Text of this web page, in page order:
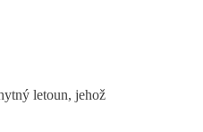
letoun, jehož